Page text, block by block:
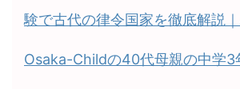
験で古代の律令国家を徹底解説
Osaka-Childの40代母親の中学3